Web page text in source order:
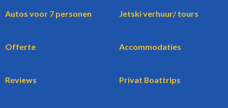
Autos voor 7 personen Jetski verhuur/ tours
Offerte Accommodaties
Reviews Privat Boattrips